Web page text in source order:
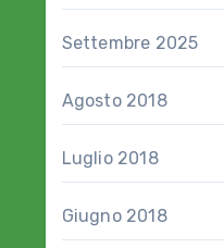
Settembre 2025
Agosto 2018
Luglio 2018
Giugno 2018